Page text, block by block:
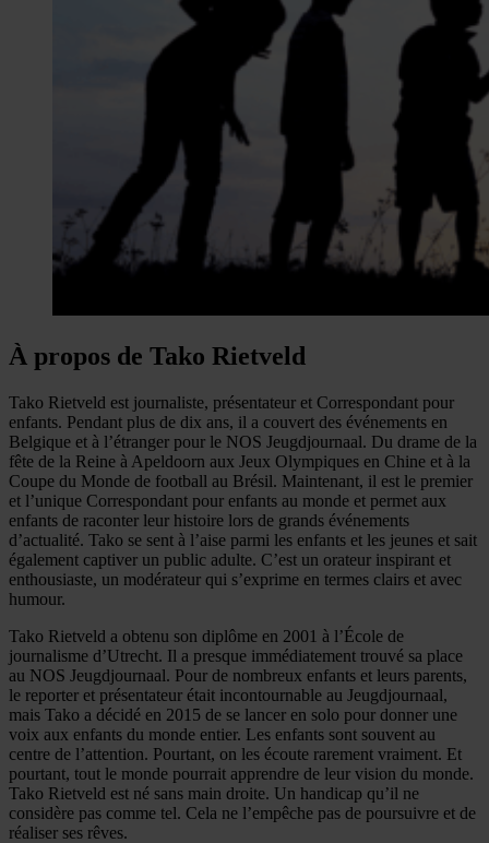
À propos de Tako Rietveld
Tako Rietveld est journaliste, présentateur et Correspondant pour
enfants. Pendant plus de dix ans, il a couvert des événements en
Belgique et à l’étranger pour le NOS Jeugdjournaal. Du drame de la
fête de la Reine à Apeldoorn aux Jeux Olympiques en Chine et à la
Coupe du Monde de football au Brésil. Maintenant, il est le premier
et l’unique Correspondant pour enfants au monde et permet aux
enfants de raconter leur histoire lors de grands événements
d’actualité. Tako se sent à l’aise parmi les enfants et les jeunes et sait
également captiver un public adulte. C’est un orateur inspirant et
enthousiaste, un modérateur qui s’exprime en termes clairs et avec
humour.
Tako Rietveld a obtenu son diplôme en 2001 à l’École de
journalisme d’Utrecht. Il a presque immédiatement trouvé sa place
au NOS Jeugdjournaal. Pour de nombreux enfants et leurs parents,
le reporter et présentateur était incontournable au Jeugdjournaal,
mais Tako a décidé en 2015 de se lancer en solo pour donner une
voix aux enfants du monde entier. Les enfants sont souvent au
centre de l’attention. Pourtant, on les écoute rarement vraiment. Et
pourtant, tout le monde pourrait apprendre de leur vision du monde.
Tako Rietveld est né sans main droite. Un handicap qu’il ne
considère pas comme tel. Cela ne l’empêche pas de poursuivre et de
réaliser ses rêves.